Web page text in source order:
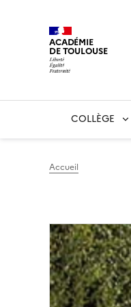
ACADÉMIE
DE TOULOUSE
COLLÈGE
Accueil